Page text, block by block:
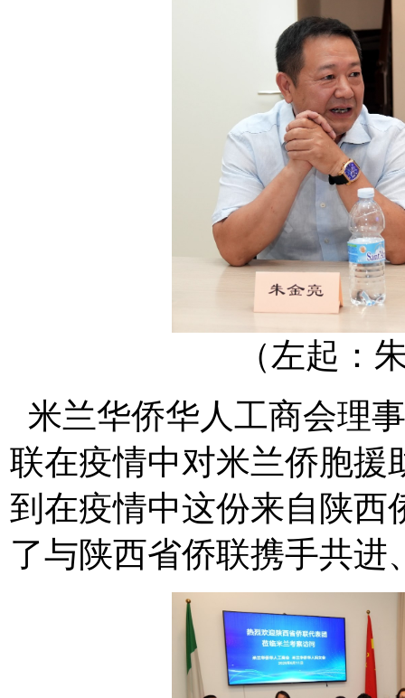
（左起：
米兰华侨华人工商会理
联在疫情中对米兰侨胞援
到在疫情中这份来自陕西
了与陕西省侨联携手共